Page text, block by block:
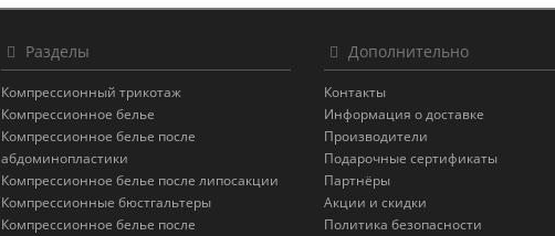
Разделы
Компрессионный трикотаж
Компрессионное белье
Компрессионное белье после
абдоминопластики
Компрессионное белье после липосакции
Компрессионные бюстгальтеры
Компрессионное белье после
Дополнительно
Контакты
Информация о доставке
Производители
Подарочные сертификаты
Партнёры
Акции и скидки
Политика безопасности